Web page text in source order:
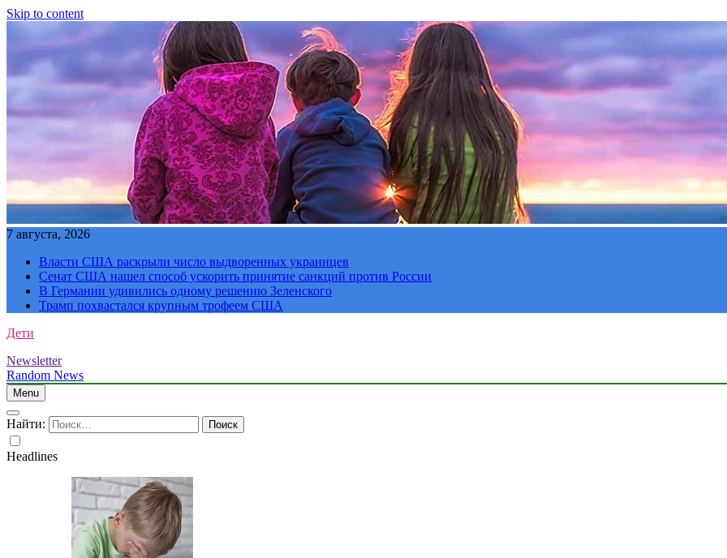
Skip to content
7 августа, 2026
Власти США раскрыли число выдворенных украинцев
Сенат США нашел способ ускорить принятие санкций против России
В Германии удивились одному решению Зеленского
Трамп похвастался крупным трофеем США
Дети
Newsletter
Random News
Menu
Найти:
Headlines